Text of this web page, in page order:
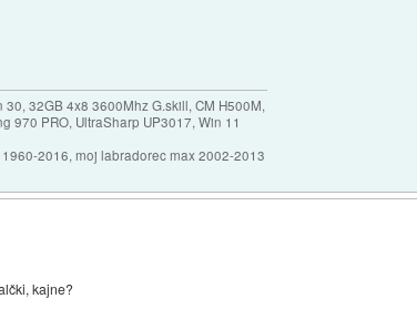
32GB 4x8 3600Mhz G.skill, CM H500M,
970 PRO, UltraSharp UP3017, Win 11
2016, moj labradorec max 2002-2013
kajne?